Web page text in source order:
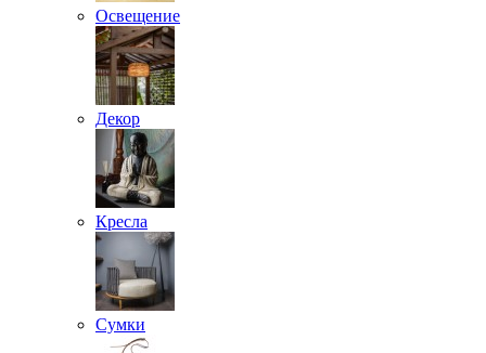
Освещение
Декор
Кресла
Сумки